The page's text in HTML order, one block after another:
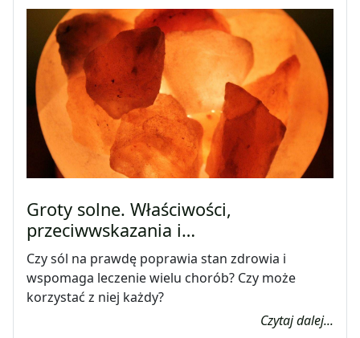
Groty solne. Właściwości,
przeciwwskazania i…
Czy sól na prawdę poprawia stan zdrowia i
wspomaga leczenie wielu chorób? Czy może
korzystać z niej każdy?
Czytaj dalej...